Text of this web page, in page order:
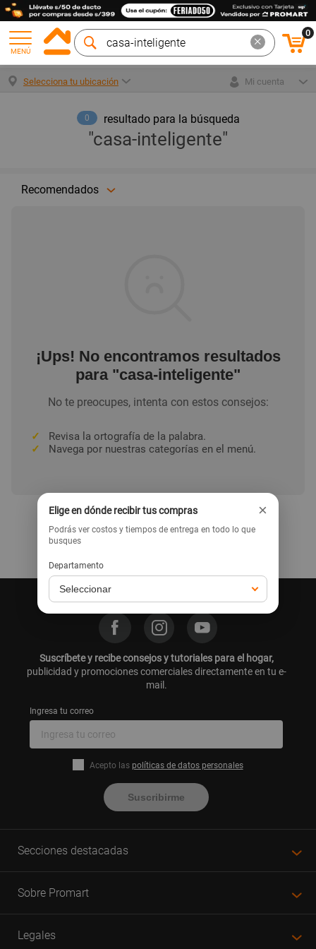
MENÚ
0
Selecciona tu ubicación Mi cuenta
0 resultado para la búsqueda
"casa-inteligente"
Recomendados
¡Ups! No encontramos resultados
para "casa-inteligente"
No te preocupes, intenta con estos consejos:
✓
Revisa la ortografía de la palabra.
✓
Navega por nuestras categorías en el menú.
Síguenos en nuestras redes:
Suscríbete y recibe consejos y tutoriales para el hogar,
publicidad y promociones comerciales directamente en tu e-
mail.
Ingresa tu correo
Acepto las políticas de datos personales
Suscribirme
Secciones destacadas
Sobre Promart
Legales
Elige en dónde recibir tus compras ×
Podrás ver costos y tiempos de entrega en todo lo que
busques
Departamento